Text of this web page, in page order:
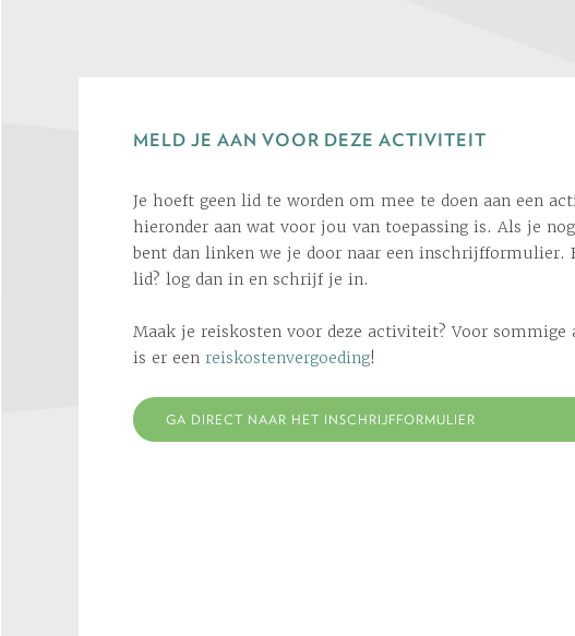
MELD JE AAN VOOR DEZE ACTIVITEIT
Je hoeft geen lid te worden om mee te doen aan een
hieronder aan wat voor jou van toepassing is. Als je
bent dan linken we je door naar een inschrijfformulier.
lid? log dan in en schrijf je in.
Maak je reiskosten voor deze activiteit? Voor
is er een reiskostenvergoeding!